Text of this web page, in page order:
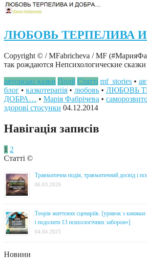
ЛЮБОВЬ ТЕРПЕЛИВА
Copyright © / MFabricheva / MF
так рождаются Непсихологические сказки
авторські казки Події Статті mf_stories •
блог • казкотерапія • любовь • ЛЮБОВЬ
ДОБРА… • Марія Фабрічева •
здорові стосунки 04.12.2014
Навігація записів
1 2
Статті ©
Травматична подія, травматичний досвід і
06.03.2026
Теорія життєвих сценаріїв. [уривок з
і подолати 13 психологічних заборон»]
04.04.2025
Новини